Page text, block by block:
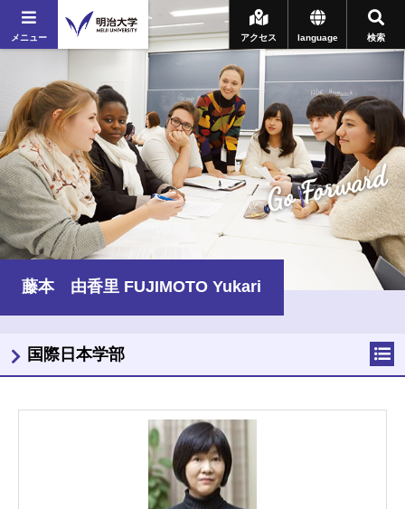
メニュー 検索
language
アクセス
Go Forward
藤本 由香里 FUJIMOTO Yukari
国際日本学部